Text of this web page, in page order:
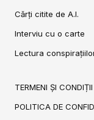
Cărți citite de A.I.
Interviu cu o carte
Lectura
TERMENI ȘI CONDIȚII
POLITICA DE